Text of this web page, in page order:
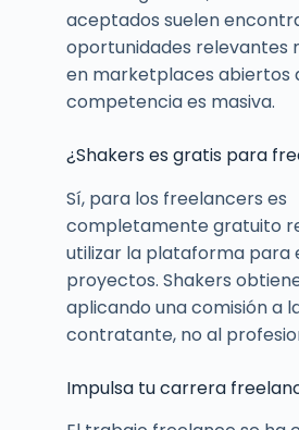
aceptados suelen
oportunidades relevantes
en marketplaces abiertos
competencia es masiva.
¿Shakers es gratis para
Sí, para los freelancers es
completamente gratuito
utilizar la plataforma para
proyectos. Shakers
aplicando una comisión a
contratante, no al
Impulsa tu carrera